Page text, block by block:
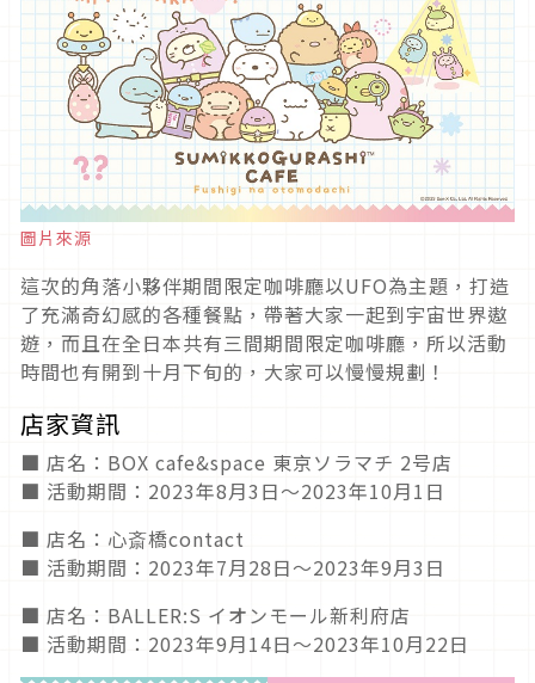
圖片來源
這次的角落小夥伴期間限定咖啡廳以UFO為主題，打造
了充滿奇幻感的各種餐點，帶著大家一起到宇宙世界遨
遊，而且在全日本共有三間期間限定咖啡廳，所以活動
時間也有開到十月下旬的，大家可以慢慢規劃！
店家資訊
■ 店名：BOX cafe&space 東京ソラマチ 2号店
■ 活動期間：2023年8月3日〜2023年10月1日
■ 店名：心斎橋contact
■ 活動期間：2023年7月28日〜2023年9月3日
■ 店名：BALLER:S イオンモール新利府店
■ 活動期間：2023年9月14日〜2023年10月22日